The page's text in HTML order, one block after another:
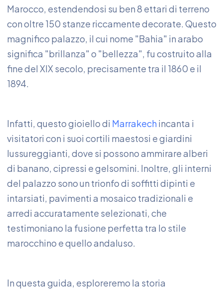
Marocco, estendendosi su ben 8 ettari di terreno
con oltre 150 stanze riccamente decorate. Questo
magnifico palazzo, il cui nome "Bahia" in arabo
significa "brillanza" o "bellezza", fu costruito alla
fine del XIX secolo, precisamente tra il 1860 e il
1894.
Infatti, questo gioiello di Marrakechincanta i
visitatori con i suoi cortili maestosi e giardini
lussureggianti, dove si possono ammirare alberi
di banano, cipressi e gelsomini. Inoltre, gli interni
del palazzo sono un trionfo di soffitti dipinti e
intarsiati, pavimenti a mosaico tradizionali e
arredi accuratamente selezionati, che
testimoniano la fusione perfetta tra lo stile
marocchino e quello andaluso.
In questa guida, esploreremo la storia